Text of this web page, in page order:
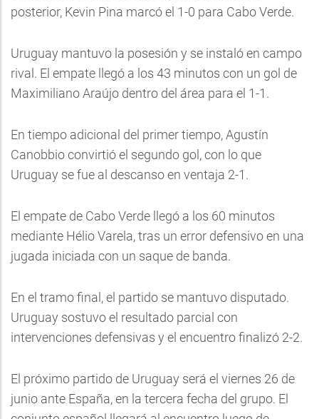
posterior, Kevin Pina marcó el 1-0 para Cabo Verde.
Uruguay mantuvo la posesión y se instaló en campo
rival. El empate llegó a los 43 minutos con un gol de
Maximiliano Araújo dentro del área para el 1-1.
En tiempo adicional del primer tiempo, Agustín
Canobbio convirtió el segundo gol, con lo que
Uruguay se fue al descanso en ventaja 2-1.
El empate de Cabo Verde llegó a los 60 minutos
mediante Hélio Varela, tras un error defensivo en una
jugada iniciada con un saque de banda.
En el tramo final, el partido se mantuvo disputado.
Uruguay sostuvo el resultado parcial con
intervenciones defensivas y el encuentro finalizó 2-2.
El próximo partido de Uruguay será el viernes 26 de
junio ante España, en la tercera fecha del grupo. El